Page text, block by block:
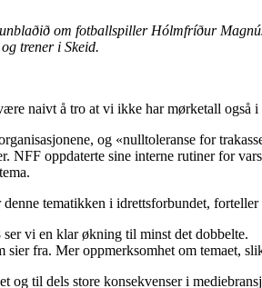
om fotballspiller Hólmfríður
trener i Skeid.
naivt å tro at vi ikke har mørketall
og «nulltoleranse for
NFF oppdaterte sine interne rutiner for
tematikken i idrettsforbundet,
vi en klar økning til minst det dobbelte.
sier fra. Mer oppmerksomhet om temaet,
og til dels store konsekvenser i